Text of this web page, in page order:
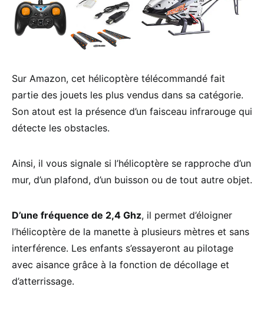
Sur Amazon, cet hélicoptère télécommandé fait
partie des jouets les plus vendus dans sa catégorie.
Son atout est la présence d’un faisceau infrarouge qui
détecte les obstacles.
Ainsi, il vous signale si l’hélicoptère se rapproche d’un
mur, d’un plafond, d’un buisson ou de tout autre objet.
D’une fréquence de 2,4 Ghz, il permet d’éloigner
l’hélicoptère de la manette à plusieurs mètres et sans
interférence. Les enfants s’essayeront au pilotage
avec aisance grâce à la fonction de décollage et
d’atterrissage.